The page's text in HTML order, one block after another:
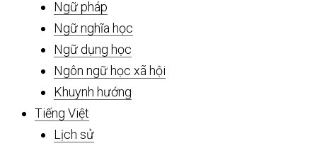
Ngữ pháp
Ngữ nghĩa học
Ngữ dụng học
Ngôn ngữ học xã hội
Khuynh hướng
Tiếng Việt
Lịch sử